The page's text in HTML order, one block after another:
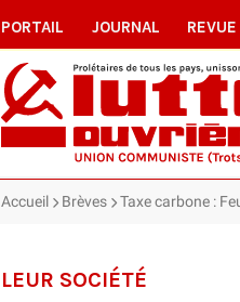
PORTAIL JOURNAL REVUE
Accueil Brèves Taxe carbone :
LEUR SOCIÉTÉ